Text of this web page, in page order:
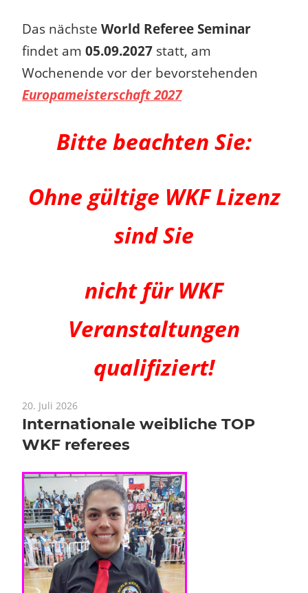
Das nächste World Referee Seminar
findet am 05.09.2027 statt, am
Wochenende vor der bevorstehenden
Europameisterschaft 2027
Bitte beachten Sie:
Ohne gültige WKF Lizenz
sind Sie
nicht für WKF
Veranstaltungen
qualifiziert!
20. Juli 2026
Internationale weibliche TOP
WKF referees